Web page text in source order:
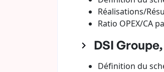
Réalisations/
Ratio OPEX/CA
DSI
Définition du